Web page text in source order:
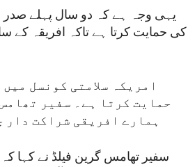
یہی وجہ ہے کہ دو سال پہلے صدر
کی حمایت کرتا ہے تاکہ افریقہ کے
امریکہ سلامتی کونسل
حمایت کرتا ہے۔ سفیر
ہمارے افریقی شراکت دار
سفیر تھامس گرین فیلڈ نے کہا